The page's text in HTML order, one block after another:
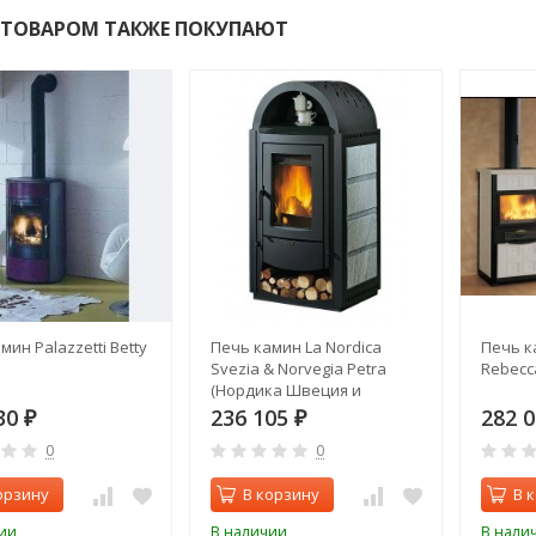
ТАКЖЕ ПОКУПАЮТ
Palazzetti Betty
₽
0
Печь камин La Nordica
Svezia & Norvegia Petra
(Нордика Швеция и
Норвегия)
236 105 ₽
0
В корзину
В наличии
Печь
282
В
В